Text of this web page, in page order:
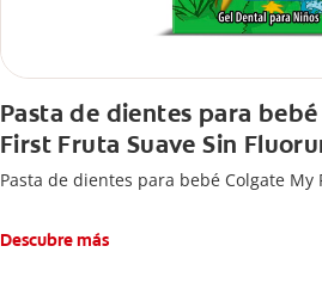
Pasta de dientes para
First Fruta Suave Sin
Pasta de dientes para bebé Colgate My
Descubre más